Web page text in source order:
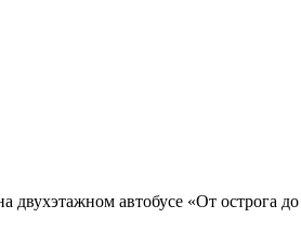
двухэтажном автобусе «От острога